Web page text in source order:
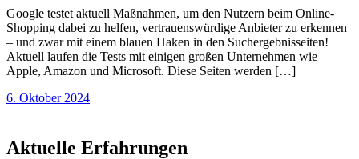
Google testet aktuell Maßnahmen, um den Nutzern beim Online-
Shopping dabei zu helfen, vertrauenswürdige Anbieter zu erkennen
– und zwar mit einem blauen Haken in den Suchergebnisseiten!
Aktuell laufen die Tests mit einigen großen Unternehmen wie
Apple, Amazon und Microsoft. Diese Seiten werden […]
6. Oktober 2024
Aktuelle Erfahrungen